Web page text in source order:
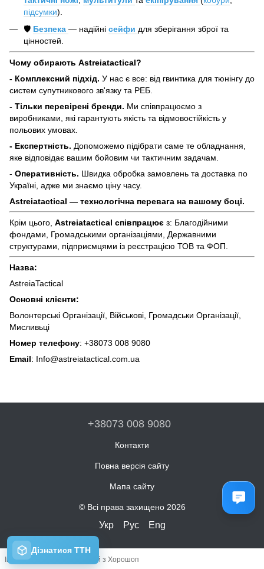
підсумки).
🛡️ Безпека — надійні сейфи для зберігання зброї та
цінностей.
Чому обирають Astreiatactical?
- Комплексний підхід. У нас є все: від гвинтика для тюнінгу до
систем супутникового зв'язку та РЕБ.
- Тільки перевірені бренди. Ми співпрацюємо з
виробниками, які гарантують якість та відмовостійкість у
польових умовах.
- Експертність. Допоможемо підібрати саме те обладнання,
яке відповідає вашим бойовим чи тактичним задачам.
- Оперативність. Швидка обробка замовлень та доставка по
Україні, адже ми знаємо ціну часу.
Astreiatactical — технологічна перевага на вашому боці.
Крім цього, Astreiatactical співпрацює з: Благодійними
фондами, Громадськими організаціями, Державними
структурами, підприємцями із реєстрацією ТОВ та ФОП.
Назва:
AstreiaTactical
Основні клієнти:
Волонтерські Організації, Військові, Громадськи Організації,
Мисливьці
Номер телефону: +38073 008 9080
Email: Info@astreiatactical.com.ua
+38073 008 9080
Контакти
Повна версія сайту
Мапа сайту
© Всі права захищено 2026
Укр Рус Eng
Інтернет-магазин створений з Хорошоп